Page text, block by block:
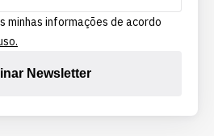
minhas informações de acordo
Newsletter